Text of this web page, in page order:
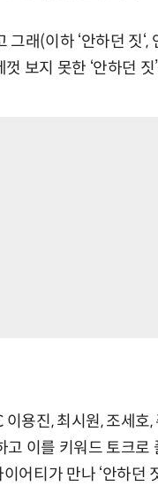
그래(이하 ‘안하던 짓
껏 보지 못한 ‘안하던
이용진, 최시원, 조세
고 이를 키워드 토크로
어티가 만나 ‘안하던